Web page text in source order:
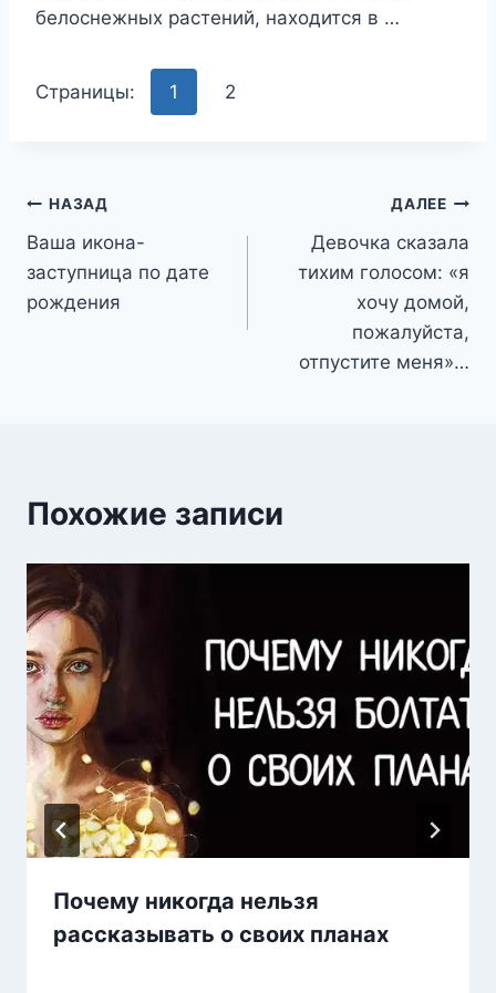
белоснежных растений, находится в …
Страницы: 1 2
Навигация
по
записям
НАЗАД
Ваша икона-
заступница по дате
рождения
ДАЛЕЕ
Девочка сказала
тихим голосом: «я
хочу домой,
пожалуйста,
отпустите меня»…
Похожие записи
Почему никогда нельзя
рассказывать о своих планах